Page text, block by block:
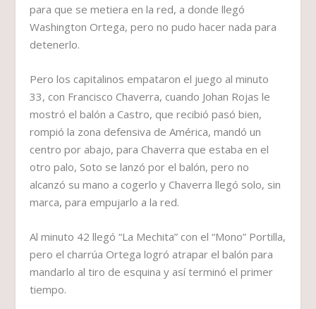
para que se metiera en la red, a donde llegó
Washington Ortega, pero no pudo hacer nada para
detenerlo.
Pero los capitalinos empataron el juego al minuto
33, con Francisco Chaverra, cuando Johan Rojas le
mostró el balón a Castro, que recibió pasó bien,
rompió la zona defensiva de América, mandó un
centro por abajo, para Chaverra que estaba en el
otro palo, Soto se lanzó por el balón, pero no
alcanzó su mano a cogerlo y Chaverra llegó solo, sin
marca, para empujarlo a la red.
Al minuto 42 llegó “La Mechita” con el “Mono” Portilla,
pero el charrúa Ortega logró atrapar el balón para
mandarlo al tiro de esquina y así terminó el primer
tiempo.